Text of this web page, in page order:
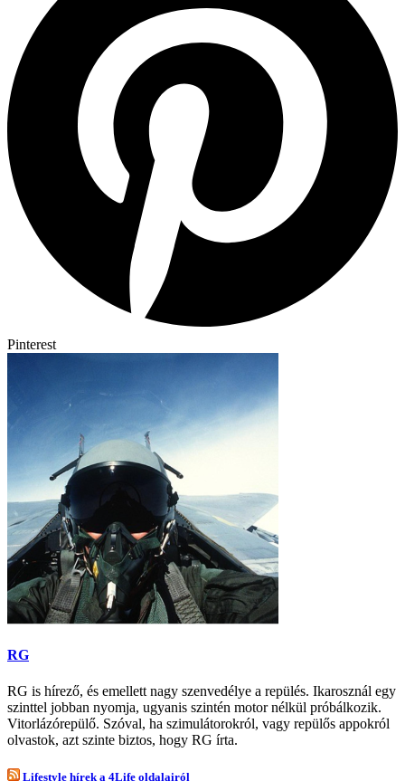
Pinterest
RG
RG is hírező, és emellett nagy szenvedélye a repülés. Ikarosznál egy
szinttel jobban nyomja, ugyanis szintén motor nélkül próbálkozik.
Vitorlázórepülő. Szóval, ha szimulátorokról, vagy repülős appokról
olvastok, azt szinte biztos, hogy RG írta.
Lifestyle hírek a 4Life oldalairól